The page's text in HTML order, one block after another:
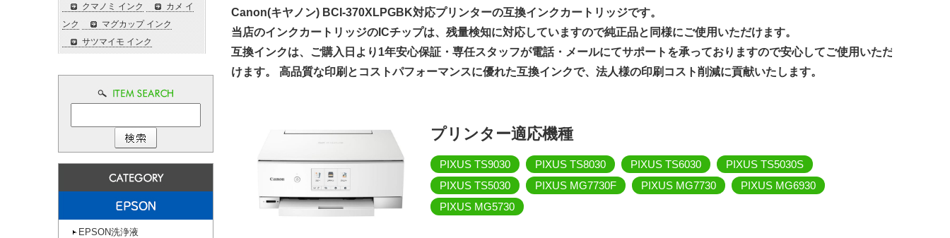
Canon(キヤノン) BCI-370XLPGBK対応プリンターの互換インクカートリッジです。
当店のインクカートリッジのICチップは、残量検知に対応していますので純正品と同様にご使用いただけます。
互換インクは、ご購入日より1年安心保証・専任スタッフが電話・メールにてサポートを承っておりますので安心してご使用いただ
けます。 高品質な印刷とコストパフォーマンスに優れた互換インクで、法人様の印刷コスト削減に貢献いたします。
プリンター適応機種
PIXUS TS9030 PIXUS TS8030 PIXUS TS6030
PIXUS TS5030S
PIXUS TS5030
PIXUS MG7730F PIXUS MG7730
PIXUS MG6930
PIXUS MG5730
クマノミ インク
カメ イ
ンク
マグカップ インク
サツマイモ インク
EPSON洗浄液